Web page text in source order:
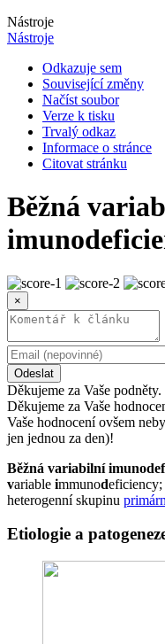
Nástroje
Nástroje
Odkazuje sem
Související změny
Načíst soubor
Verze k tisku
Trvalý odkaz
Informace o stránce
Citovat stránku
Běžná
×
Odeslat
Děkujeme za Vaše podněty.
Děkujeme za Vaše
Vaše hodnocení ovšem
jen jednou za den)!
Běžná variabilní
variable immunod
heterogenní skupinu
Etiologie a